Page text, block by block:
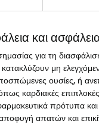
και
για τη
μη
ουσίες, ή
καρδιακές
πρότυπα και
απατών και